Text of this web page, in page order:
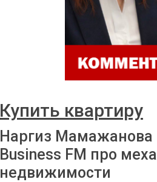
Купить квартиру
Наргиз Мамажанова
Business FM про
недвижимости